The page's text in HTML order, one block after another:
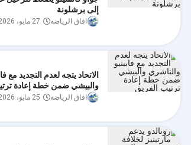
إلى برشلونة
افاق الرياضه 27 مايو، 2026
الاتحاد يتجه لعدم التجديد مع
والبيشي ضمن خطة إعادة
افاق الرياضه 25 مايو، 2026